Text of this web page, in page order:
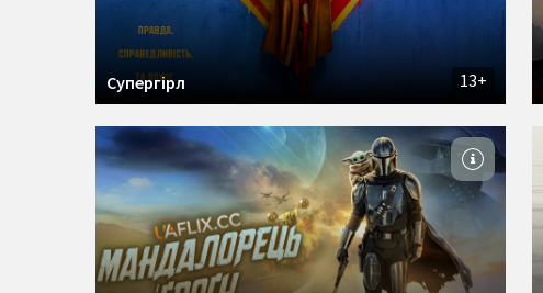
13+
Супергірл